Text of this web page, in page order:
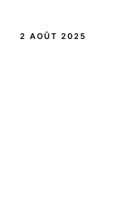
2 AOÛT 2025